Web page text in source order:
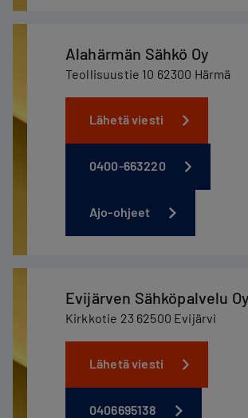
Alahärmän Sähkö Oy
Teollisuustie 10 62300 Härmä
Lähetä viesti
0400-663220
Ajo-ohjeet
Evijärven Sähköpalvelu Oy
Kirkkotie 23 62500 Evijärvi
Lähetä viesti
0406695138